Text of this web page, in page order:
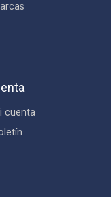
cuenta